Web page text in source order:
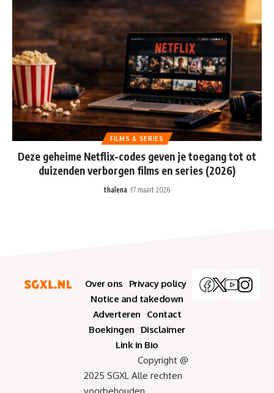
FILMS & SERIES
Deze geheime Netflix-codes geven je toegang tot ot
duizenden verborgen films en series (2026)
thalena 17 maart 2026
Over ons
Privacy policy
Notice and takedown
Adverteren
Contact
Boekingen
Disclaimer
Link in Bio
Copyright @
2025 SGXL Alle rechten